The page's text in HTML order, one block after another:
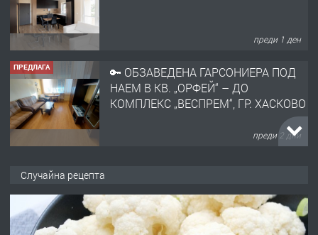
преди 1 ден
ПРЕДЛАГА
🔑 ОБЗАВЕДЕНА ГАРСОНИЕРА ПОД
НАЕМ В КВ. „ОРФЕЙ“ – ДО
КОМПЛЕКС „ВЕСПРЕМ“, ГР. ХАСКОВО
преди 2 дни
АПАРТАМЕНТ В ЦЕНТЪРА НА ГР.
ХАСКОВО
преди 3 дни
Случайна рецепта